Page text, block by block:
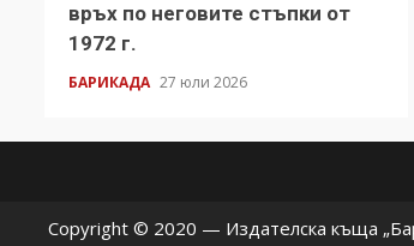
връх по неговите стъпки от
1972 г.
БАРИКАДА 27 юли 2026
Copyright © 2020 — Издателска къща